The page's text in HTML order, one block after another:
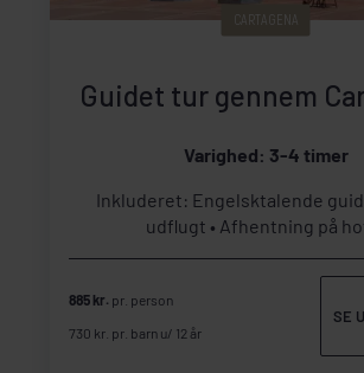
CARTAGENA
Guidet tur gennem
Varighed: 3-4 timer
Inkluderet: Engelsktalende
udflugt
Afhentning på
885 kr. pr. person
730 kr. pr. barn u/ 12 år
SE